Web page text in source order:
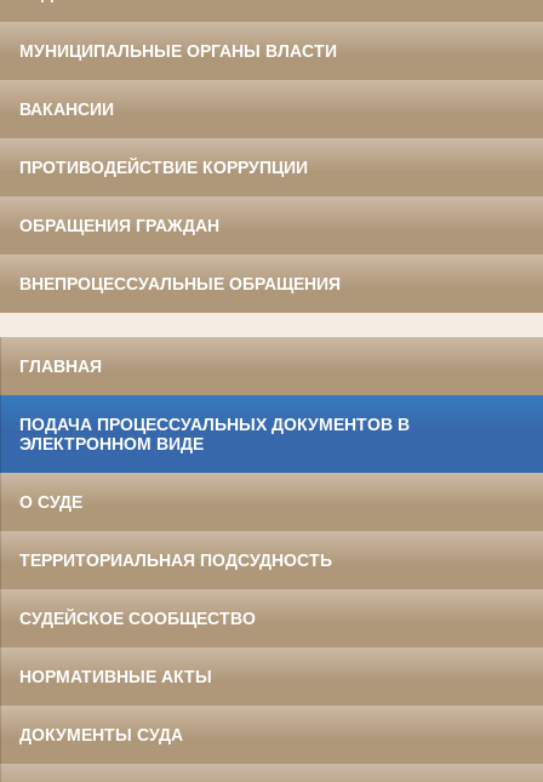
МУНИЦИПАЛЬНЫЕ ОРГАНЫ ВЛАСТИ
ВАКАНСИИ
ПРОТИВОДЕЙСТВИЕ КОРРУПЦИИ
ОБРАЩЕНИЯ ГРАЖДАН
ВНЕПРОЦЕССУАЛЬНЫЕ ОБРАЩЕНИЯ
ГЛАВНАЯ
ПОДАЧА ПРОЦЕССУАЛЬНЫХ ДОКУМЕНТОВ В
ЭЛЕКТРОННОМ ВИДЕ
О СУДЕ
ТЕРРИТОРИАЛЬНАЯ ПОДСУДНОСТЬ
СУДЕЙСКОЕ СООБЩЕСТВО
НОРМАТИВНЫЕ АКТЫ
ДОКУМЕНТЫ СУДА